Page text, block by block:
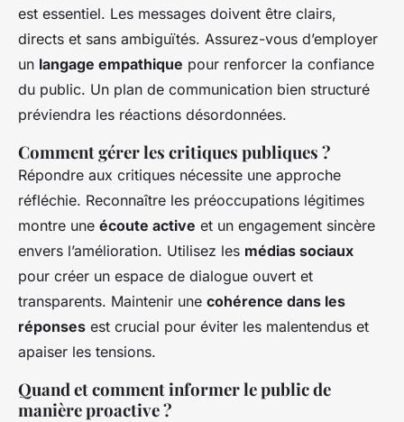
est essentiel. Les messages doivent être clairs,
directs et sans ambiguïtés. Assurez-vous d’employer
un langage empathique pour renforcer la confiance
du public. Un plan de communication bien structuré
préviendra les réactions désordonnées.
Comment gérer les critiques publiques ?
Répondre aux critiques nécessite une approche
réfléchie. Reconnaître les préoccupations légitimes
montre une écoute active et un engagement sincère
envers l’amélioration. Utilisez les médias sociaux
pour créer un espace de dialogue ouvert et
transparents. Maintenir une cohérence dans les
réponses est crucial pour éviter les malentendus et
apaiser les tensions.
Quand et comment informer le public de
manière proactive ?